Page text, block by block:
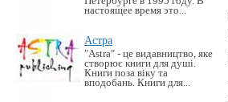
настоящее время это...
Астра
"Astra" - це видавництво, яке
створює книги для душі.
Книги поза віку та
вподобань. Книги для...